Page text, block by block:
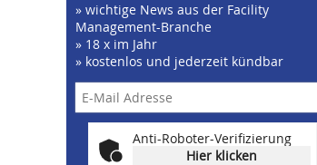
» wichtige News aus der Facility
Management-Branche
» 18 x im Jahr
» kostenlos und jederzeit kündbar
Anti-Roboter-Verifizierung
Hier klicken